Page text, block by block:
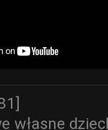
własne